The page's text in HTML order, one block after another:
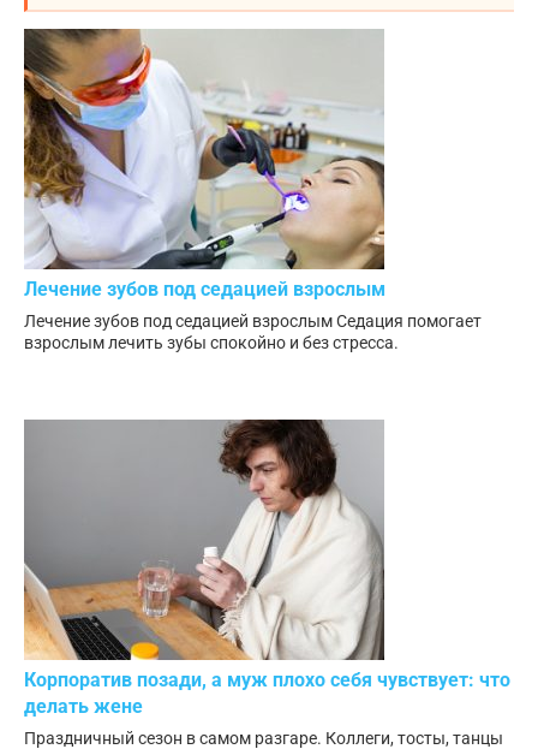
Лечение зубов под седацией взрослым
Лечение зубов под седацией взрослым Седация помогает
взрослым лечить зубы спокойно и без стресса.
Корпоратив позади, а муж плохо себя чувствует: что
делать жене
Праздничный сезон в самом разгаре. Коллеги, тосты, танцы